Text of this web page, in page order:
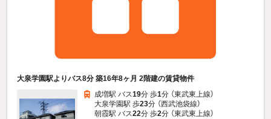
大泉学園駅よりバス8分 築16年8ヶ月 2階建の賃貸物件
成増駅 バス19分 歩1分 （東武東上線）
大泉学園駅 歩23分 （西武池袋線）
朝霞駅 バス22分 歩2分 （東武東上線）